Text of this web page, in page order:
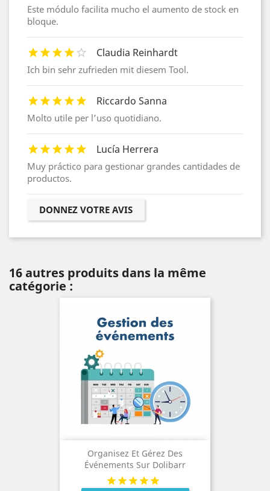
Este módulo facilita mucho el aumento de stock en
bloque.
Claudia Reinhardt
Ich bin sehr zufrieden mit diesem Tool.
Riccardo Sanna
Molto utile per l’uso quotidiano.
Lucía Herrera
Muy práctico para gestionar grandes cantidades de
productos.
DONNEZ VOTRE AVIS
16 autres produits dans la même
catégorie :
Organisez Et Gérez Des
Événements Sur Dolibarr